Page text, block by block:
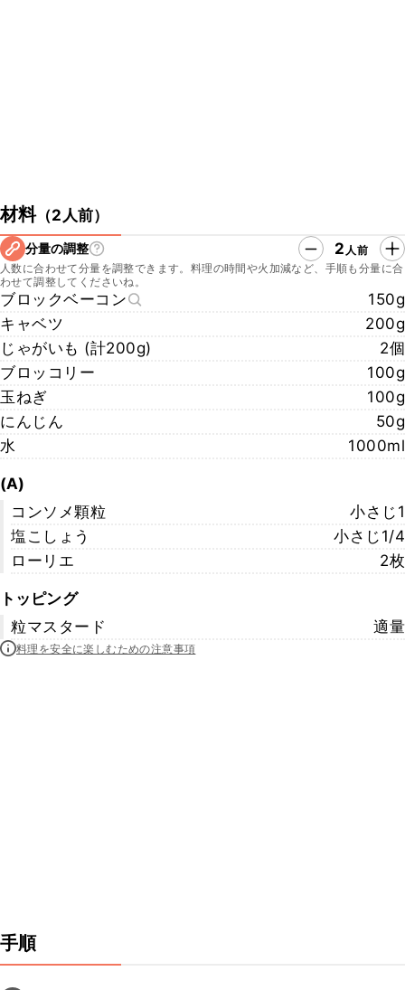
材料（2人前）
分量の調整 2 人前
人数に合わせて分量を調整できます。料理の時間や火加減など、手順も分量に合
わせて調整してくださいね。
ブロックベーコン
150g
キャベツ
200g
じゃがいも (計200g)
2個
ブロッコリー
100g
玉ねぎ
100g
にんじん
50g
水
1000ml
(A)
コンソメ顆粒
小さじ1
塩こしょう
小さじ1/4
ローリエ
2枚
トッピング
粒マスタード
適量
料理を安全に楽しむための注意事項
手順